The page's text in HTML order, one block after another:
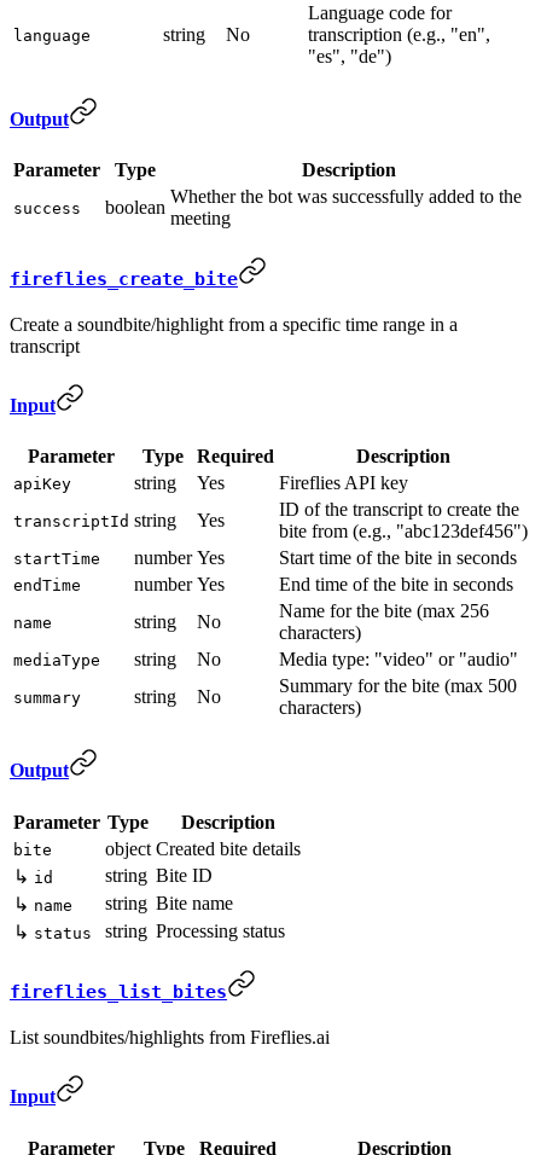
language string No
Language code for
transcription (e.g., "en",
"es", "de")
Output
Parameter Type Description
success boolean
Whether the bot was successfully added to the
meeting
fireflies_create_bite
Create a soundbite/highlight from a specific time range in a
transcript
Input
Parameter Type Required Description
apiKey string Yes Fireflies API key
transcriptId string Yes
ID of the transcript to create the
bite from (e.g., "abc123def456")
startTime number Yes Start time of the bite in seconds
endTime number Yes End time of the bite in seconds
name string No
Name for the bite (max 256
characters)
mediaType string No Media type: "video" or "audio"
summary string No
Summary for the bite (max 500
characters)
Output
Parameter Type Description
bite object Created bite details
↳ id string Bite ID
↳ name string Bite name
↳ status string Processing status
fireflies_list_bites
List soundbites/highlights from Fireflies.ai
Input
Parameter Type Required Description